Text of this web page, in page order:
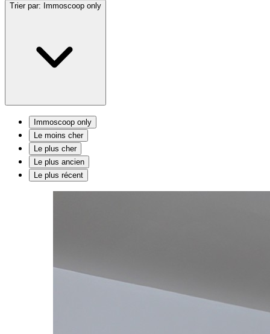
Trier par: Immoscoop only
Immoscoop only
Le moins cher
Le plus cher
Le plus ancien
Le plus récent